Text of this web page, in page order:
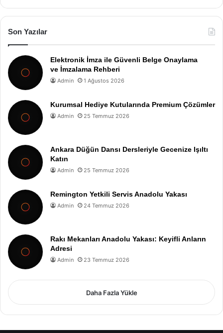
Son Yazılar
Elektronik İmza ile Güvenli Belge Onaylama
ve İmzalama Rehberi
Admin 1 Ağustos 2026
Kurumsal Hediye Kutularında Premium Çözümler
Admin 25 Temmuz 2026
Ankara Düğün Dansı Dersleriyle Gecenize Işıltı
Katın
Admin 25 Temmuz 2026
Remington Yetkili Servis Anadolu Yakası
Admin 24 Temmuz 2026
Rakı Mekanları Anadolu Yakası: Keyifli Anların
Adresi
Admin 23 Temmuz 2026
Daha Fazla Yükle